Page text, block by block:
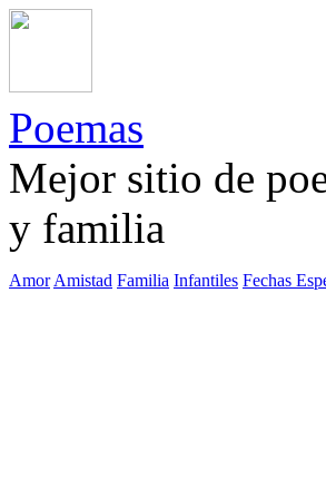
Poemas
Mejor sitio de
y familia
Amor Amistad Familia Infantiles Fechas